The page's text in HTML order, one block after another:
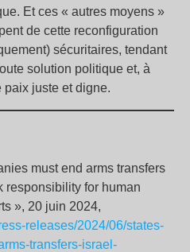
Et ces « autres moyens »
de cette reconfiguration
sécuritaires, tendant
solution politique et, à
paix juste et digne.
must end arms transfers
responsibility for human
», 20 juin 2024,
releases/2024/06/states-
transfers-israel-